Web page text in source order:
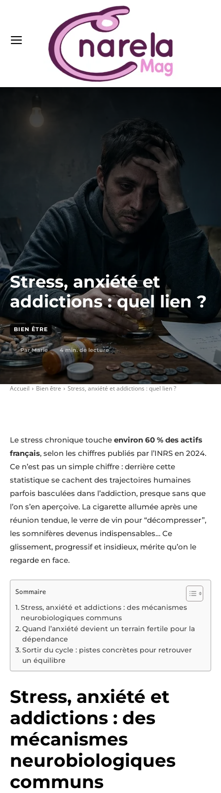
Stress, anxiété et
addictions : quel lien ?
BIEN ÊTRE
Par Marie 4min. de lecture
Accueil Bien être Stress, anxiété et addictions : quel lien ?
Le stress chronique touche environ 60 % des actifs
français, selon les chiffres publiés par l’INRS en 2024.
Ce n’est pas un simple chiffre : derrière cette
statistique se cachent des trajectoires humaines
parfois basculées dans l’addiction, presque sans que
l’on s’en aperçoive. La cigarette allumée après une
réunion tendue, le verre de vin pour “décompresser”,
les somnifères devenus indispensables… Ce
glissement, progressif et insidieux, mérite qu’on le
regarde en face.
Sommaire
Stress, anxiété et addictions : des mécanismes
neurobiologiques communs
Quand l’anxiété devient un terrain fertile pour la
dépendance
Sortir du cycle : pistes concrètes pour retrouver
un équilibre
Stress, anxiété et
addictions : des
mécanismes
neurobiologiques
communs